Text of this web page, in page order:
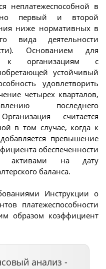
неплатежеспособной в
первый и второй
ниже нормативных в
вида деятельности
Основанием для
к организациям с
устойчивый
удовлетворить
четырех кварталов,
последнего
считается
в том случае, когда к
превышение
обеспеченности
активами на дату
баланса.
Инструкции о
платежеспособности
образом коэффициент
анализ -